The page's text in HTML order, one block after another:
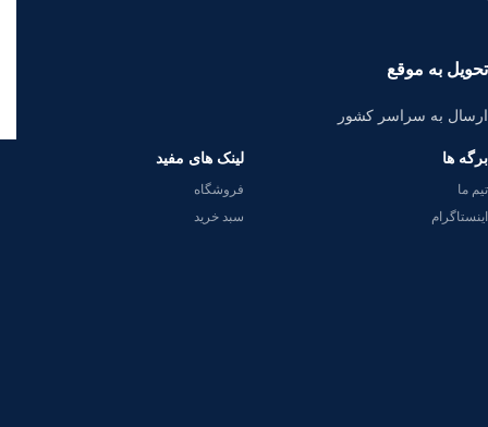
تحویل به موقع
ارسال به سراسر کشور
برگه ها
تیم ما
اینستاگرام
لینک های مفید
فروشگاه
سبد خرید